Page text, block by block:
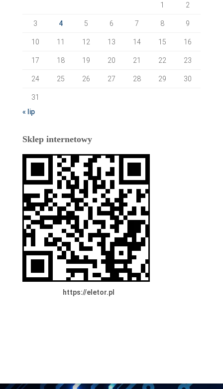
1 2
3 4 5 6 7 8 9
10 11 12 13 14 15 16
17 18 19 20 21 22 23
24 25 26 27 28 29 30
31
« lip
Sklep internetowy
https://eletor.pl